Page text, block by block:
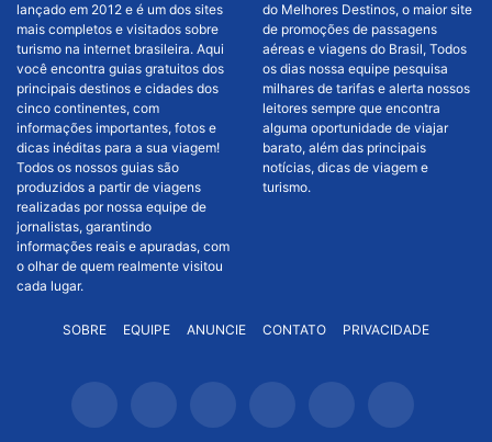
lançado em 2012 e é um dos sites
mais completos e visitados sobre
turismo na internet brasileira. Aqui
você encontra guias gratuitos dos
principais destinos e cidades dos
cinco continentes, com
informações importantes, fotos e
dicas inéditas para a sua viagem!
Todos os nossos guias são
produzidos a partir de viagens
realizadas por nossa equipe de
jornalistas, garantindo
informações reais e apuradas, com
o olhar de quem realmente visitou
cada lugar.
do Melhores Destinos, o maior site
de promoções de passagens
aéreas e viagens do Brasil, Todos
os dias nossa equipe pesquisa
milhares de tarifas e alerta nossos
leitores sempre que encontra
alguma oportunidade de viajar
barato, além das principais
notícias, dicas de viagem e
turismo.
SOBRE EQUIPE ANUNCIE CONTATO PRIVACIDADE